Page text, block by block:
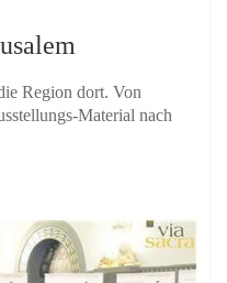
Region dort. Von
Material nach